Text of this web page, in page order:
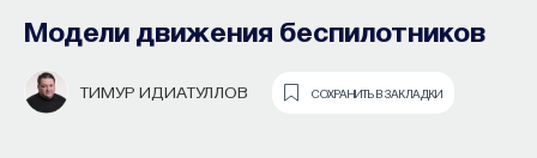
Модели движения беспилотников
ТИМУР ИДИАТУЛЛОВ СОХРАНИТЬ В ЗАКЛАДКИ
измерения времени